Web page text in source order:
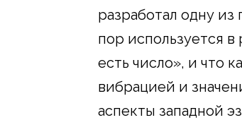
разработал одну
пор используется в
есть число», и что
вибрацией и
аспекты западной